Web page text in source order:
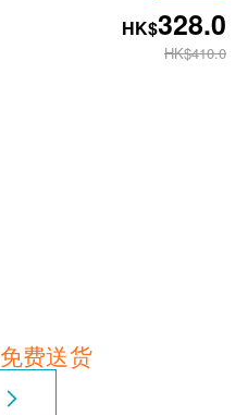
HK$328.0
HK$410.0
免费送货